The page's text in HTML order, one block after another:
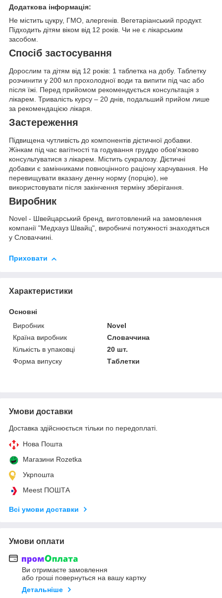
Додаткова інформація:
Не містить цукру, ГМО, алергенів. Вегетаріанський продукт.
Підходить дітям віком від 12 років. Чи не є лікарським
засобом.
Спосіб застосування
Дорослим та дітям від 12 років: 1 таблетка на добу. Таблетку
розчинити у 200 мл прохолодної води та випити під час або
після їжі. Перед прийомом рекомендується консультація з
лікарем. Тривалість курсу – 20 днів, подальший прийом лише
за рекомендацією лікаря.
Застереження
Підвищена чутливість до компонентів дієтичної добавки.
Жінкам під час вагітності та годування груддю обов'язково
консультуватися з лікарем. Містить сукралозу. Дієтичні
добавки є замінниками повноцінного раціону харчування. Не
перевищувати вказану денну норму (порцію), не
використовувати після закінчення терміну зберігання.
Виробник
Novel - Швейцарський бренд, виготовлений на замовлення
компанії "Медхауз Швайц", виробничі потужності знаходяться
у Словаччині.
Приховати
Характеристики
Основні
Виробник
Novel
Країна виробник
Словаччина
Кількість в упаковці
20 шт.
Форма випуску
Таблетки
Умови доставки
Доставка здійснюється тільки по передоплаті.
Нова Пошта
Магазини Rozetka
Укрпошта
Meest ПОШТА
Всі умови доставки
Умови оплати
Ви отримаєте замовлення
або гроші повернуться на вашу картку
Детальніше